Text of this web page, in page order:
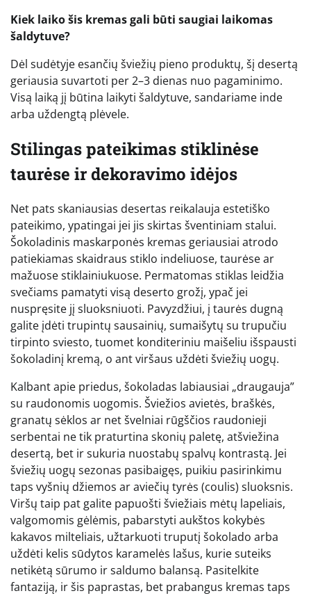
Kiek laiko šis kremas gali būti saugiai laikomas
šaldytuve?
Dėl sudėtyje esančių šviežių pieno produktų, šį desertą
geriausia suvartoti per 2–3 dienas nuo pagaminimo.
Visą laiką jį būtina laikyti šaldytuve, sandariame inde
arba uždengtą plėvele.
Stilingas pateikimas stiklinėse
taurėse ir dekoravimo idėjos
Net pats skaniausias desertas reikalauja estetiško
pateikimo, ypatingai jei jis skirtas šventiniam stalui.
Šokoladinis maskarponės kremas geriausiai atrodo
patiekiamas skaidraus stiklo indeliuose, taurėse ar
mažuose stiklainiukuose. Permatomas stiklas leidžia
svečiams pamatyti visą deserto grožį, ypač jei
nuspręsite jį sluoksniuoti. Pavyzdžiui, į taurės dugną
galite įdėti trupintų sausainių, sumaišytų su trupučiu
tirpinto sviesto, tuomet konditeriniu maišeliu išspausti
šokoladinį kremą, o ant viršaus uždėti šviežių uogų.
Kalbant apie priedus, šokoladas labiausiai „draugauja”
su raudonomis uogomis. Šviežios avietės, braškės,
granatų sėklos ar net švelniai rūgščios raudonieji
serbentai ne tik praturtina skonių paletę, atšviežina
desertą, bet ir sukuria nuostabų spalvų kontrastą. Jei
šviežių uogų sezonas pasibaigęs, puikiu pasirinkimu
taps vyšnių džiemos ar aviečių tyrės (coulis) sluoksnis.
Viršų taip pat galite papuošti šviežiais mėtų lapeliais,
valgomomis gėlėmis, pabarstyti aukštos kokybės
kakavos milteliais, užtarkuoti truputį šokolado arba
uždėti kelis sūdytos karamelės lašus, kurie suteiks
netikėtą sūrumo ir saldumo balansą. Pasitelkite
fantaziją, ir šis paprastas, bet prabangus kremas taps